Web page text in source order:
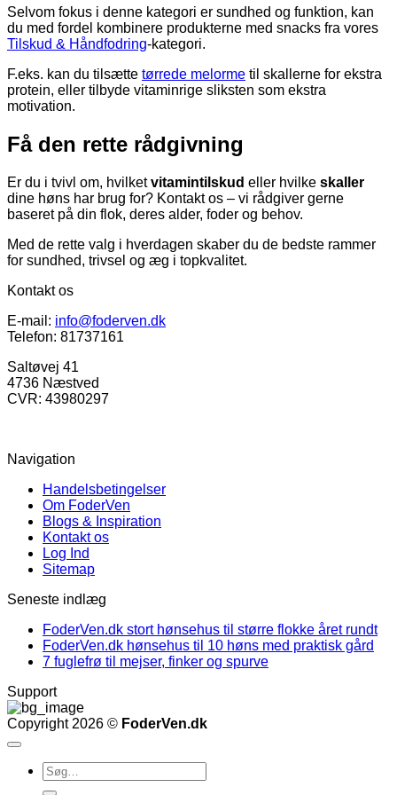
Selvom fokus i denne kategori er sundhed og funktion, kan
du med fordel kombinere produkterne med snacks fra vores
Tilskud & Håndfodring-kategori.
F.eks. kan du tilsætte tørrede melorme til skallerne for ekstra
protein, eller tilbyde vitaminrige sliksten som ekstra
motivation.
Få den rette rådgivning
Er du i tvivl om, hvilketvitamintilskud eller hvilke skaller
dine høns har brug for? Kontakt os – vi rådgiver gerne
baseret på din flok, deres alder, foder og behov.
Med de rette valg i hverdagen skaber du de bedste rammer
for sundhed, trivsel og æg i topkvalitet.
Kontakt os
E-mail: info@foderven.dk
Telefon: 81737161
Saltøvej 41
4736 Næstved
CVR: 43980297
Navigation
Handelsbetingelser
Om FoderVen
Blogs & Inspiration
Kontakt os
Log Ind
Sitemap
Seneste indlæg
FoderVen.dk stort hønsehus til større flokke året rundt
FoderVen.dk hønsehus til 10 høns med praktisk gård
7 fuglefrø til mejser, finker og spurve
Support
Copyright 2026 © FoderVen.dk
Søg
efter: